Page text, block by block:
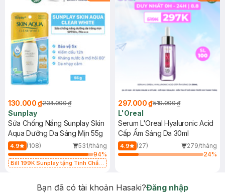
130.000 ₫234.000 ₫
Sunplay
Sữa Chống Nắng Sunplay Skin
Aqua Dưỡng Da Sáng Mịn 55g
4.9 (108)
531/tháng
94%
Bill 199K Sunplay tặng Tinh Chất
297.000 ₫519.000 ₫
L'Oreal
Serum L'Oreal Hyaluronic Acid
Cấp Ẩm Sáng Da 30ml
4.9 (27)
279/tháng
24%
Bạn đã có tài khoản Hasaki?Đăng nhập